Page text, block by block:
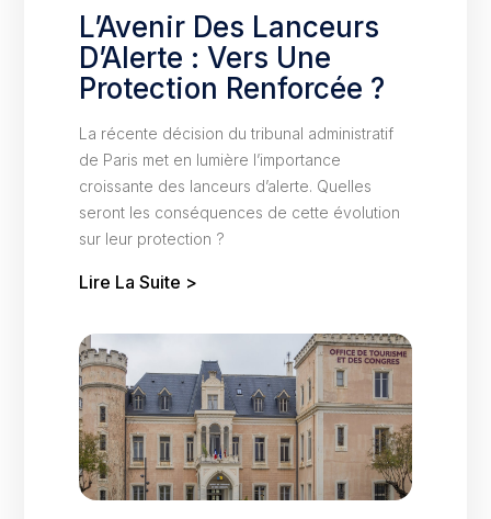
L’Avenir Des Lanceurs
D’Alerte : Vers Une
Protection Renforcée ?
La récente décision du tribunal administratif
de Paris met en lumière l’importance
croissante des lanceurs d’alerte. Quelles
seront les conséquences de cette évolution
sur leur protection ?
Lire La Suite >